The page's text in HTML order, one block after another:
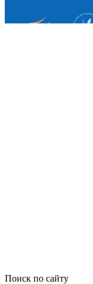
Поиск по сайту